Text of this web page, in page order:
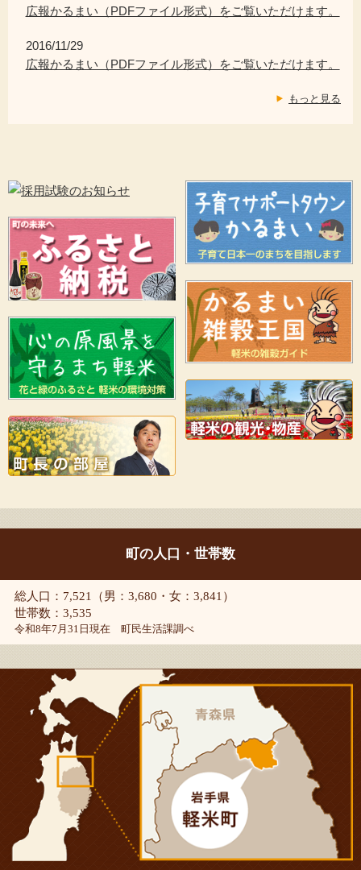
広報かるまい（PDFファイル形式）をご覧いただけます。
2016/11/29
広報かるまい（PDFファイル形式）をご覧いただけます。
もっと見る
町の人口・世帯数
総人口：7,521（男：3,680・女：3,841）
世帯数：3,535
令和8年7月31日現在 町民生活課調べ